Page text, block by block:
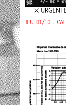
⚔️
JEU 01/10 :